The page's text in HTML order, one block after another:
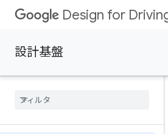
Design for
設計基盤